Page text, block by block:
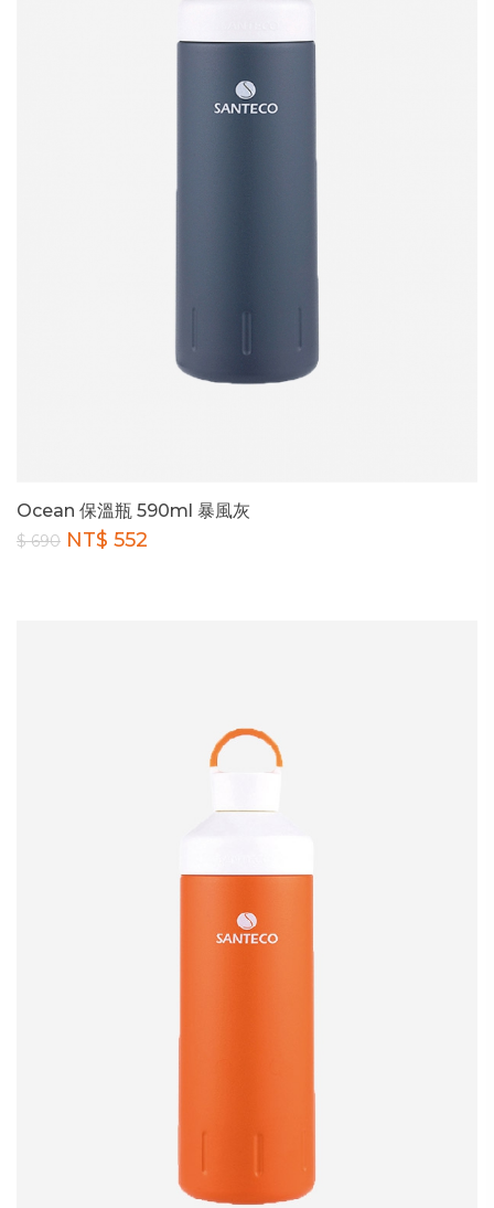
Ocean 保溫瓶 590ml 暴風灰
$ 690 NT$ 552